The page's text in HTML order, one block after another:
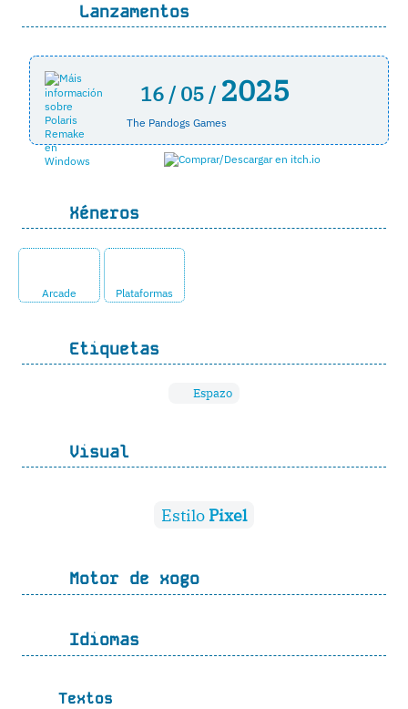
Lanzamentos
16 / 05 / 2025
The Pandogs Games
Xéneros
Arcade Plataformas
Etiquetas
Espazo
Visual
Estilo Pixel
Motor de xogo
Idiomas
Textos